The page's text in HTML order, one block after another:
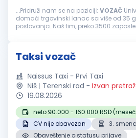
...Pridruži nam se na poziciji: VOZAČ
domaći trgovinski lanac sa više od 35
poslovanja. Naš tim, preko 3500
Taksi vozač
Naissus Taxi - Prvi Taxi
Niš | Terenski rad - Izvan
19.08.2026
neto 90.000 - 160.000 RSD
CV nije obavezan
3. smena
Obaveštenje o statusu prijave